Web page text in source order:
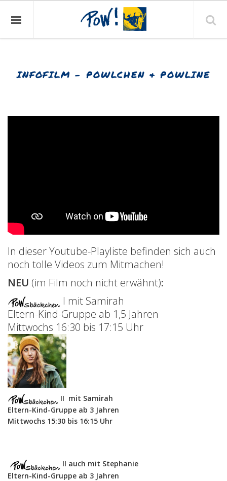
INFOFILM – POWLCHEN & POWLINE
In dieser Youtube-Playliste befinden sich auch
noch tolle Videos zum Mitmachen!
NEU (im Film noch nicht erwähnt):
I mit Samirah
Eltern-Kind-Gruppe ab 1,5 Jahren
Mittwochs 16:30 bis 17:15 Uhr
II mit Samirah
Eltern-Kind-Gruppe ab 3 Jahren
Mittwochs 15:30 bis 16:15 Uhr
II auch mit Stephanie
Eltern-Kind-Gruppe ab 3 Jahren